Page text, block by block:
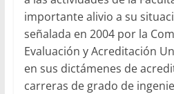
importante alivio a su
señalada en 2004 por la
Evaluación y Acreditación
en sus dictámenes de
carreras de grado de